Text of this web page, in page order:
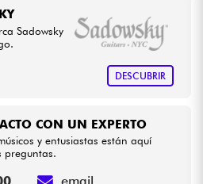
Sadowsky
DESCUBRIR
CON UN EXPERTO
y entusiastas están aquí
preguntas.